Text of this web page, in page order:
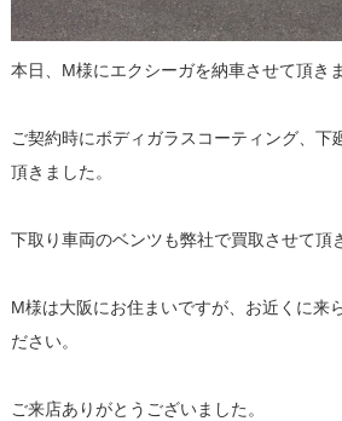
本日、M様にエクシーガを納車させて頂き
ご契約時にボディガラスコーティング、下
頂きました。
下取り車両のベンツも弊社で買取させて頂
M様は大阪にお住まいですが、お近くに来
ださい。
ご来店ありがとうございました。